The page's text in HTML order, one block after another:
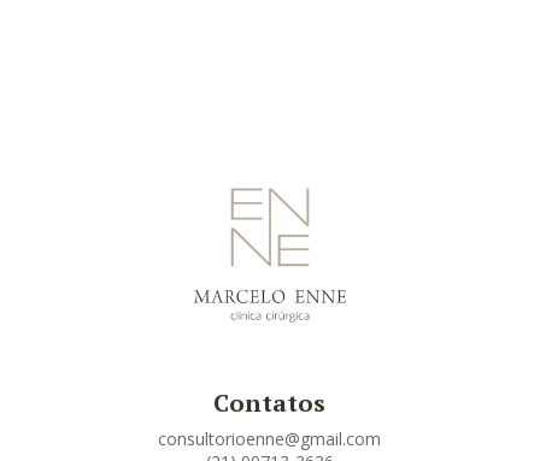
Contatos
consultorioenne@gmail.com